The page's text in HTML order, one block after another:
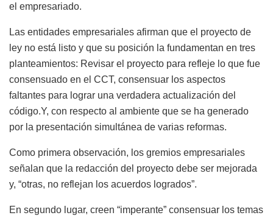
el empresariado.
Las entidades empresariales afirman que el proyecto de
ley no está listo y que su posición la fundamentan en tres
planteamientos: Revisar el proyecto para refleje lo que fue
consensuado en el CCT, consensuar los aspectos
faltantes para lograr una verdadera actualización del
código.Y, con respecto al ambiente que se ha generado
por la presentación simultánea de varias reformas.
Como primera observación, los gremios empresariales
señalan que la redacción del proyecto debe ser mejorada
y, “otras, no reflejan los acuerdos logrados”.
En segundo lugar, creen “imperante” consensuar los temas